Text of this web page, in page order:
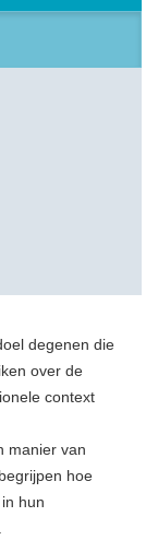
degenen die
over de
context
manier van
hoe
hun